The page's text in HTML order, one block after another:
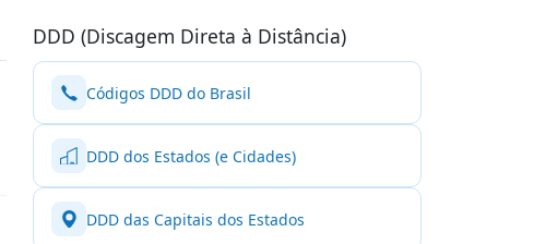
DDD (Discagem Direta à Distância)
Códigos DDD do Brasil
DDD dos Estados (e Cidades)
DDD das Capitais dos Estados